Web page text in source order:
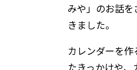
みや」のお話
きました。
カレンダーを